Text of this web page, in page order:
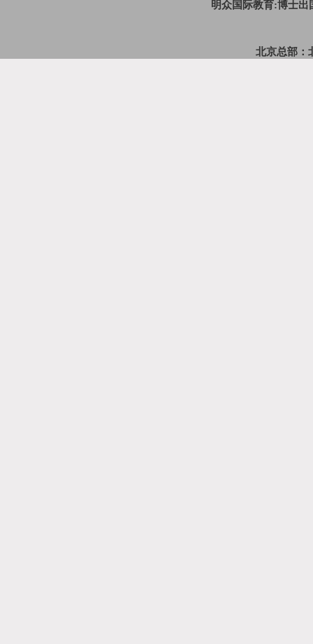
明众国际教育:博士出
北京总部：